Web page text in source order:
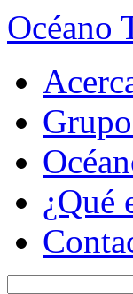
Océano
¿Qué